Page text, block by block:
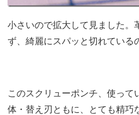
小さいので拡大して見ました。
ず、綺麗にスパッと切れている
このスクリューポンチ、使って
体・替え刃ともに、とても精巧